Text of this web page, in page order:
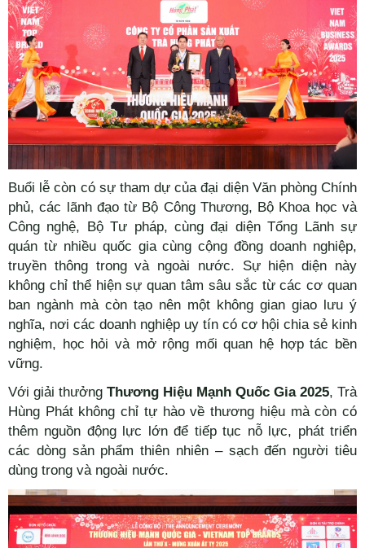
Buổi lễ còn có sự tham dự của đại diện Văn phòng Chính
phủ, các lãnh đạo từ Bộ Công Thương, Bộ Khoa học và
Công nghệ, Bộ Tư pháp, cùng đại diện Tổng Lãnh sự
quán từ nhiều quốc gia cùng cộng đồng doanh nghiệp,
truyền thông trong và ngoài nước. Sự hiện diện này
không chỉ thể hiện sự quan tâm sâu sắc từ các cơ quan
ban ngành mà còn tạo nên một không gian giao lưu ý
nghĩa, nơi các doanh nghiệp uy tín có cơ hội chia sẻ kinh
nghiệm, học hỏi và mở rộng mối quan hệ hợp tác bền
vững.
Với giải thưởng Thương Hiệu Mạnh Quốc Gia 2025, Trà
Hùng Phát không chỉ tự hào về thương hiệu mà còn có
thêm nguồn động lực lớn để tiếp tục nỗ lực, phát triển
các dòng sản phẩm thiên nhiên – sạch đến người tiêu
dùng trong và ngoài nước.